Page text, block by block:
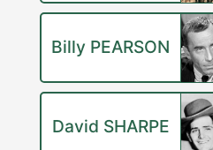
Billy PEARSON
David SHARPE